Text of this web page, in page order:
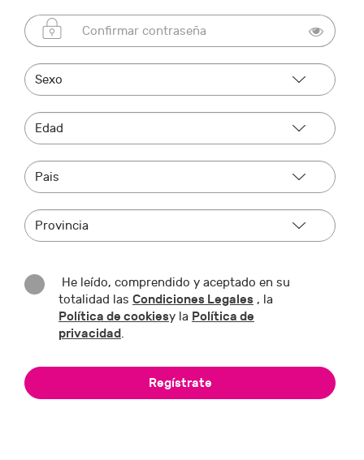
He leído, comprendido y aceptado en su
totalidad las Condiciones Legales , la
Política de cookiesy la Política de
privacidad.